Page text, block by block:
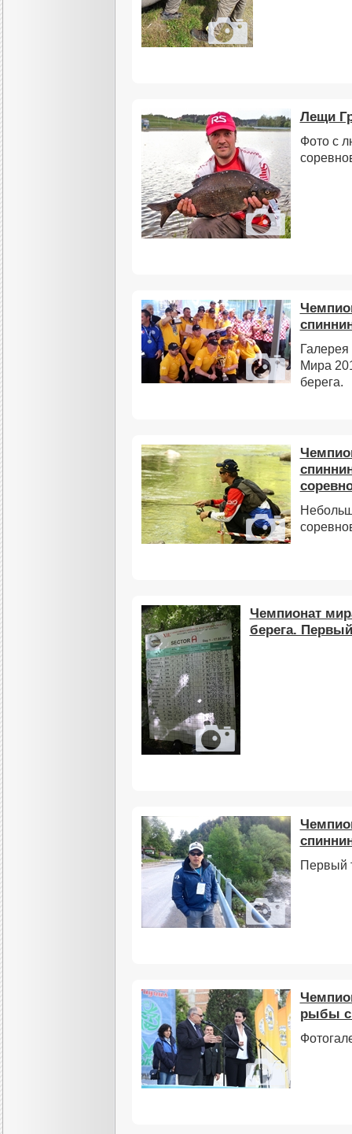
Лещи
Фото с
Мира
берега.
Чемпионат
берега.
Первый
рыбы